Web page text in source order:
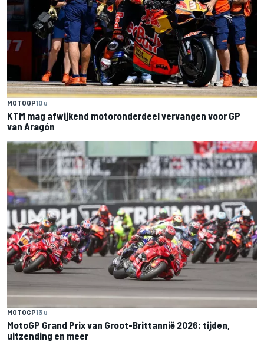
MOTOGP10 u
KTM mag afwijkend motoronderdeel vervangen voor GP
van Aragón
MOTOGP13 u
MotoGP Grand Prix van Groot-Brittannië 2026: tijden,
uitzending en meer